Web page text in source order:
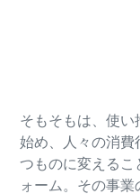
そもそもは、使
始め、人々の消
つものに変える
ォーム。 その事業